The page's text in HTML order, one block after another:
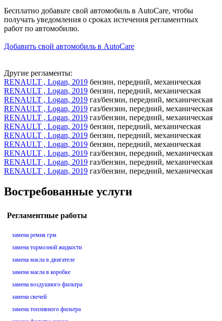
Бесплатно добавьте свой автомобиль в AutoCare, чтобы
получать уведомления о сроках истечения регламентных
работ по автомобилю.
Добавить свой автомобиль в AutoCare
Другие регламенты:
RENAULT , Logan, 2019 бензин, передний, механическая
RENAULT , Logan, 2019 бензин, передний, механическая
RENAULT , Logan, 2019 газ/бензин, передний, механическая
RENAULT , Logan, 2019 газ/бензин, передний, механическая
RENAULT , Logan, 2019 газ/бензин, передний, механическая
RENAULT , Logan, 2019 бензин, передний, механическая
RENAULT , Logan, 2019 бензин, передний, механическая
RENAULT , Logan, 2019 бензин, передний, механическая
RENAULT , Logan, 2019 газ/бензин, передний, механическая
RENAULT , Logan, 2019 газ/бензин, передний, механическая
RENAULT , Logan, 2019 газ/бензин, передний, механическая
Востребованные услуги
Регламентные работы
замена ремня грм
замена тормозной жидкости
замена масла в двигателе
замена масла в коробке
замена воздушного фильтра
замена свечей
замена топливного фильтра